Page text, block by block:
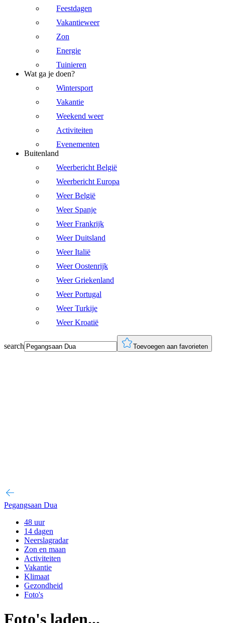
Feestdagen
Vakantieweer
Zon
Energie
Tuinieren
Wat ga je doen?
Wintersport
Vakantie
Weekend weer
Activiteiten
Evenementen
Buitenland
Weerbericht België
Weerbericht Europa
Weer België
Weer Spanje
Weer Frankrijk
Weer Duitsland
Weer Italië
Weer Oostenrijk
Weer Griekenland
Weer Portugal
Weer Turkije
Weer Kroatië
search Toevoegen aan favorieten
Pegangsaan Dua
48 uur
14 dagen
Neerslagradar
Zon en maan
Activiteiten
Vakantie
Klimaat
Gezondheid
Foto's
Foto's laden...